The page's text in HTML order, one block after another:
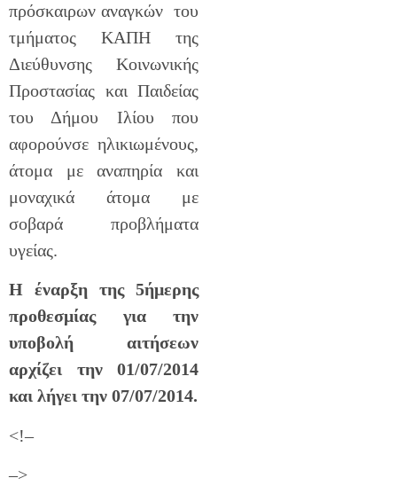
πρόσκαιρων αναγκών του
τμήματος ΚΑΠΗ της
Διεύθυνσης Κοινωνικής
Προστασίας και Παιδείας
του Δήμου Ιλίου που
αφορούνσε ηλικιωμένους,
άτομα με αναπηρία και
μοναχικά άτομα με
σοβαρά προβλήματα
υγείας.
Η έναρξη της 5ήμερης
προθεσμίας για την
υποβολή αιτήσεων
αρχίζει την 01/07/2014
και λήγει την 07/07/2014.
<!–
–>